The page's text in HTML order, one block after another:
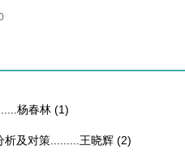
杨春林 (1)
及对策......... 王晓辉 (2)